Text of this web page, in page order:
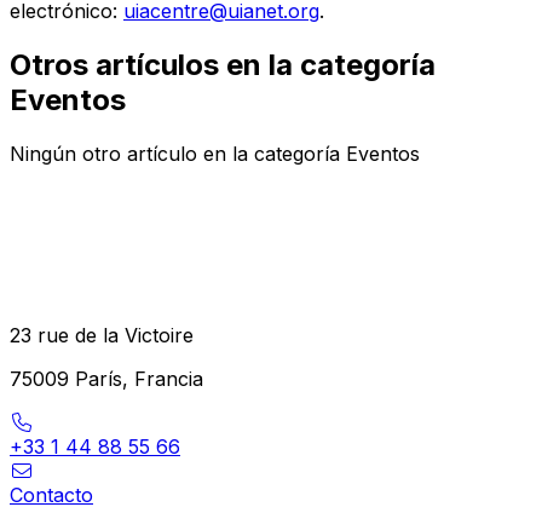
electrónico: uiacentre@uianet.org.
Otros artículos en la categoría
Eventos
Ningún otro artículo en la categoría Eventos
23 rue de la Victoire
75009 París, Francia
+33 1 44 88 55 66
Contacto